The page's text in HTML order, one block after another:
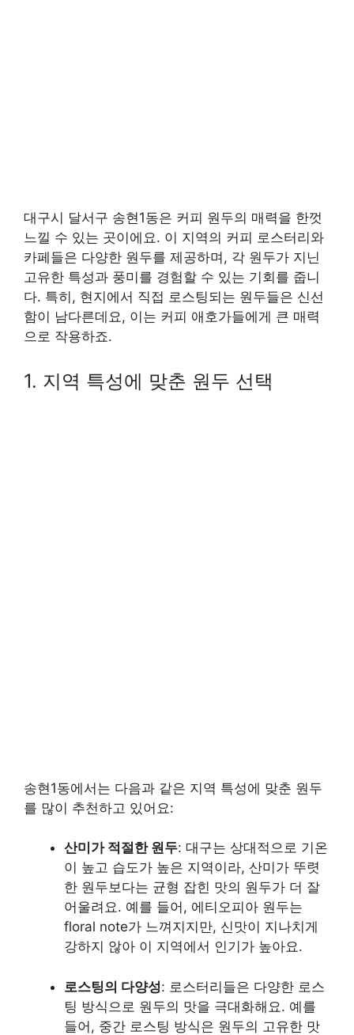
대구시 달서구 송현1동은 커피 원두의 매력을 한껏
느낄 수 있는 곳이에요. 이 지역의 커피 로스터리와
카페들은 다양한 원두를 제공하며, 각 원두가 지닌
고유한 특성과 풍미를 경험할 수 있는 기회를 줍니
다. 특히, 현지에서 직접 로스팅되는 원두들은 신선
함이 남다른데요, 이는 커피 애호가들에게 큰 매력
으로 작용하죠.
1. 지역 특성에 맞춘 원두 선택
송현1동에서는 다음과 같은 지역 특성에 맞춘 원두
를 많이 추천하고 있어요:
산미가 적절한 원두: 대구는 상대적으로 기온
이 높고 습도가 높은 지역이라, 산미가 뚜렷
한 원두보다는 균형 잡힌 맛의 원두가 더 잘
어울려요. 예를 들어, 에티오피아 원두는
floral note가 느껴지지만, 신맛이 지나치게
강하지 않아 이 지역에서 인기가 높아요.
로스팅의 다양성: 로스터리들은 다양한 로스
팅 방식으로 원두의 맛을 극대화해요. 예를
들어, 중간 로스팅 방식은 원두의 고유한 맛